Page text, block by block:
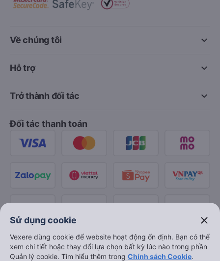
keyboard_arrow_down
Về chúng tôi
keyboard_arrow_down
Hỗ trợ
keyboard_arrow_down
Trở thành đối tác
Đối tác thanh toán
Sử dụng cookie close
Vexere dùng cookie để website hoạt động ổn định. Bạn có thể
xem chi tiết hoặc thay đổi lựa chọn bất kỳ lúc nào trong phần
Quản lý cookie. Tìm hiểu thêm trong Chính sách Cookie.